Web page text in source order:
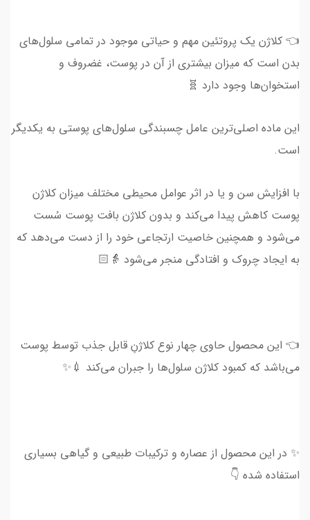
👈 کلاژن یک پروتئین مهم و حیاتی موجود در تمامی سلول‌های
بدن است که میزان بیشتری از آن در پوست، غضروف و
استخوان‌ها وجود دارد 🧬
این ماده اصلی‌ترین عامل چسبندگی سلول‌های پوستی به یکدیگر
است.
با افزایش سن و یا در اثر عوامل محیطی مختلف میزان کلاژن
پوست کاهش پیدا می‌کند و بدون کلاژن بافت پوست سُست
می‌شود و همچنین خاصیت ارتجاعی خود را از دست می‌دهد که
به ایجاد چروک و افتادگی منجر می‌شود 👵🏻
👈 این محصول حاوی چهار نوع کلاژنِ قابل جذب توسط پوست
می‌باشد که کمبود کلاژن سلول‌ها را جبران می‌کند 💉✨
✨ در این محصول از عصاره و ترکیبات طبیعی و گیاهی بسیاری
استفاده شده 👇